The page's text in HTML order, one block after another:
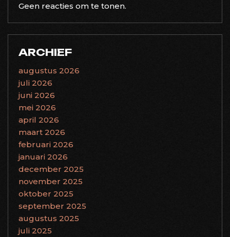
Geen reacties om te tonen.
ARCHIEF
augustus 2026
juli 2026
juni 2026
mei 2026
april 2026
maart 2026
februari 2026
januari 2026
december 2025
november 2025
oktober 2025
september 2025
augustus 2025
juli 2025